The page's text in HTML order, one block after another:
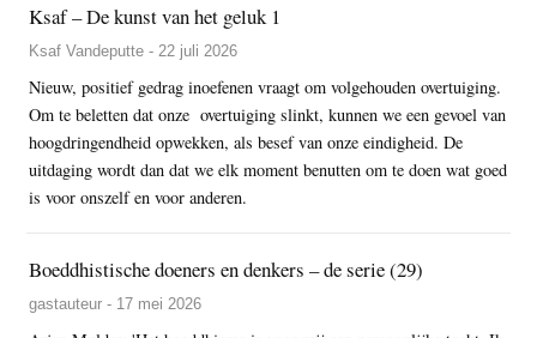
Ksaf – De kunst van het geluk 1
Ksaf Vandeputte - 22 juli 2026
Nieuw, positief gedrag inoefenen vraagt om volgehouden overtuiging.
Om te beletten dat onze overtuiging slinkt, kunnen we een gevoel van
hoogdringendheid opwekken, als besef van onze eindigheid. De
uitdaging wordt dan dat we elk moment benutten om te doen wat goed
is voor onszelf en voor anderen.
Boeddhistische doeners en denkers – de serie (29)
gastauteur - 17 mei 2026